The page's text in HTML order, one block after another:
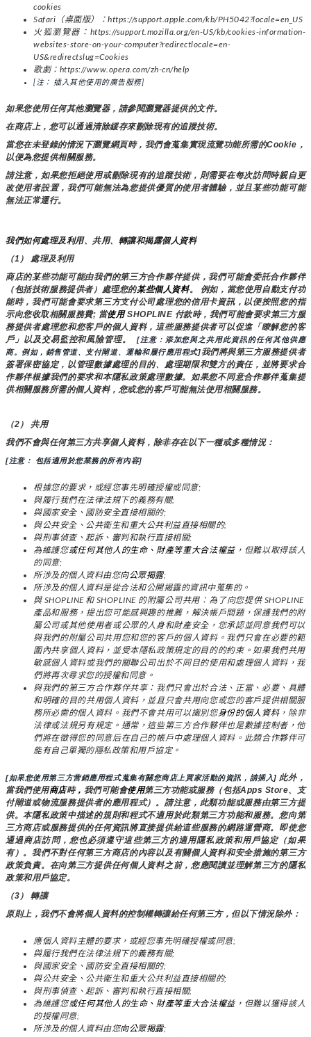
cookies
Safari（桌面版）：https://support.apple.com/kb/PH5042?locale=en_US
火狐瀏覽器：https://support.mozilla.org/en-US/kb/cookies-information-
websites-store-on-your-computer?redirectlocale=en-
US&redirectslug=Cookies
歌劇：https://www.opera.com/zh-cn/help
[注： 插入其他使用的廣告服務]
如果您使用任何其他瀏覽器，請參閱瀏覽器提供的文件。
在商店上，您可以通過清除緩存來刪除現有的追蹤技術。
當您在未登錄的情況下瀏覽網頁時，我們會蒐集實現流覽功能所需的Cookie，
以便為您提供相關服務。
請注意，如果您拒絕使用或刪除現有的追蹤技術，則需要在每次訪問時親自更
改使用者設置，我們可能無法為您提供優質的使用者體驗，並且某些功能可能
無法正常運行。
我們如何處理及利用、共用、轉讓和揭露個人資料
（1） 處理及利用
商店的某些功能可能由我們的第三方合作夥伴提供，我們可能會委託合作夥伴
（包括技術服務提供者）處理您的某些個人資料。 例如，當您使用自動支付功
能時，我們可能會要求第三方支付公司處理您的信用卡資訊，以便按照您的指
示向您收取相關服務費; 當使用 SHOPLINE 付款時，我們可能會要求第三方服
務提供者處理您和您客戶的個人資料，這些服務提供者可以促進「瞭解您的客
戶」以及交易監控和風險管理。
[注意：添加您與之共用此資訊的任何其他供應
商。例如，銷售管道、支付閘道、運輸和履行應用程式]我們將與第三方服務提供者
簽署保密協定，以管理數據處理的目的、處理期限和雙方的責任，並將要求合
作夥伴根據我們的要求和本隱私政策處理數據。如果您不同意合作夥伴蒐集提
供相關服務所需的個人資料，您或您的客戶可能無法使用相關服務。
（2） 共用
我們不會與任何第三方共享個人資料，除非存在以下一種或多種情況：
[注意： 包括適用於您業務的所有內容]
根據您的要求，或經您事先明確授權或同意;
與履行我們在法律法規下的義務有關;
與國家安全、國防安全直接相關的;
與公共安全、公共衛生和重大公共利益直接相關的;
與刑事偵查、起訴、審判和執行直接相關;
為維護您或任何其他人的生命、財產等重大合法權益，但難以取得該人
的同意;
所涉及的個人資料由您向公眾揭露;
所涉及的個人資料是從合法和公開揭露的資訊中蒐集的。
與 SHOPLINE 和 SHOPLINE 的附屬公司共用：為了向您提供 SHOPLINE
產品和服務，提出您可能感興趣的推薦，解決帳戶問題，保護我們的附
屬公司或其他使用者或公眾的人身和財產安全，您承認並同意我們可以
與我們的附屬公司共用您和您的客戶的個人資料。我們只會在必要的範
圍內共享個人資料，並受本隱私政策規定的目的的約束。如果我們共用
敏感個人資料或我們的關聯公司出於不同目的使用和處理個人資料，我
們將再次尋求您的授權和同意。
與我們的第三方合作夥伴共享：我們只會出於合法、正當、必要、具體
和明確的目的共用個人資料，並且只會共用向您或您的客戶提供相關服
務所必需的個人資料。我們不會共用可以識別您身份的個人資料，除非
法律或法規另有規定。通常，這些第三方合作夥伴也是數據控制者，他
們將在徵得您的同意后在自己的帳戶中處理個人資料。此類合作夥伴可
能有自己單獨的隱私政策和用戶協定。
[如果您使用第三方营銷應用程式蒐集有關您商店上買家活動的資訊，請插入] 此外，
當我們使用商店時， 我們可能會使用第三方功能或服務（包括Apps Store、支
付閘道或物流服務提供者的應用程式）。請注意，此類功能或服務由第三方提
供。本隱私政策中描述的規則和程式不適用於此類第三方功能和服務。您向第
三方商店或服務提供的任何資訊將直接提供給這些服務的網路運營商。即使您
通過商店訪問，您也必須遵守這些第三方的適用隱私政策和用戶協定（如果
有）。我們不對任何第三方商店的內容以及有關個人資料和安全措施的第三方
政策負責。在向第三方提供任何個人資料之前，您應閱讀並理解第三方的隱私
政策和用戶協定。
（3） 轉讓
原則上，我們不會將個人資料的控制權轉讓給任何第三方，但以下情況除外：
應個人資料主體的要求，或經您事先明確授權或同意;
與履行我們在法律法規下的義務有關;
與國家安全、國防安全直接相關的;
與公共安全、公共衛生和重大公共利益直接相關的;
與刑事偵查、起訴、審判和執行直接相關;
為維護您或任何其他人的生命、財產等重大合法權益，但難以獲得該人
的授權同意;
所涉及的個人資料由您向公眾揭露;